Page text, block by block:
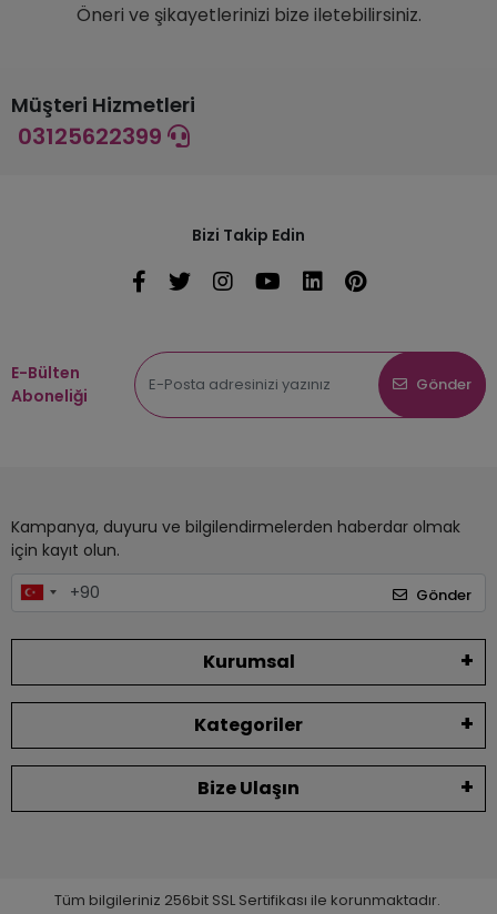
Öneri ve şikayetlerinizi bize iletebilirsiniz.
Müşteri Hizmetleri
03125622399
Bizi Takip Edin
E-Bülten
Aboneliği
Gönder
Kampanya, duyuru ve bilgilendirmelerden haberdar olmak
için kayıt olun.
Gönder
Kurumsal
Kategoriler
Bize Ulaşın
Tüm bilgileriniz 256bit SSL Sertifikası ile korunmaktadır.